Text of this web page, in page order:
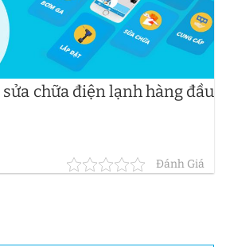
chữa điện lạnh hàng đầu
Đánh Giá